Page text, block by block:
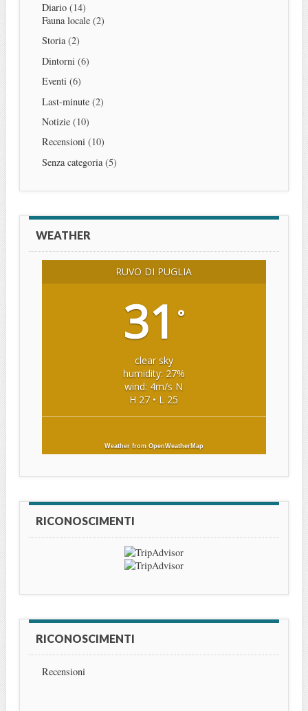
Diario(14)
Fauna locale(2)
Storia(2)
Dintorni(6)
Eventi(6)
Last-minute(2)
Notizie(10)
Recensioni(10)
Senza categoria(5)
WEATHER
RUVO DI PUGLIA
31 °
clear sky
humidity: 27%
wind: 4m/s N
H 27 • L 25
Weather from OpenWeatherMap
RICONOSCIMENTI
RICONOSCIMENTI
Recensioni